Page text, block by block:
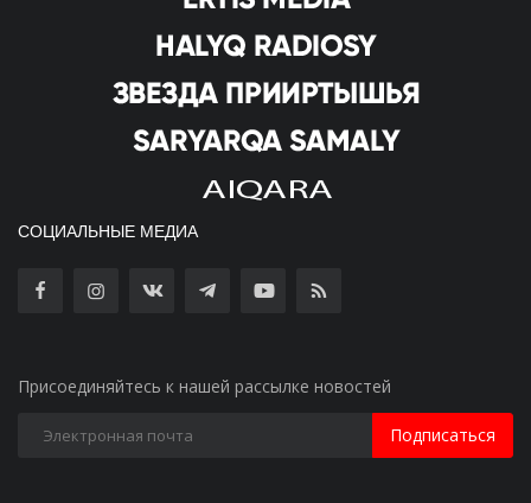
СОЦИАЛЬНЫЕ МЕДИА
Присоединяйтесь к нашей рассылке новостей
Подписаться